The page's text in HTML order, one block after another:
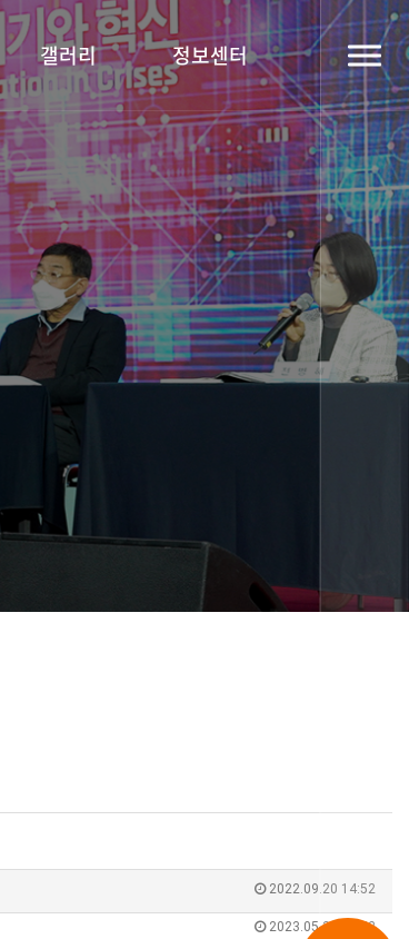
갤러리 정보센터
2022.09.20 14:52
2023.05.31 14:52